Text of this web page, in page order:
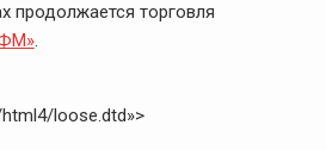
продолжается торговля
.
loose.dtd»>